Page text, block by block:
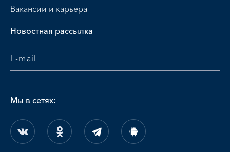
Вакансии и карьера
Новостная рассылка
Мы в сетях: